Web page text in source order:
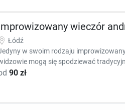
wieczór
Łódź
w swoim rodzaju
mogą się spodziewać
90 zł